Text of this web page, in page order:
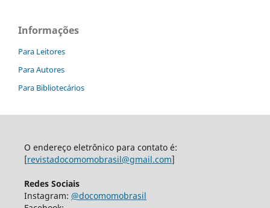
Informações
Para Leitores
Para Autores
Para Bibliotecários
O endereço eletrônico para contato é:
[revistadocomomobrasil@gmail.com]
Redes Sociais
Instagram: @docomomobrasil